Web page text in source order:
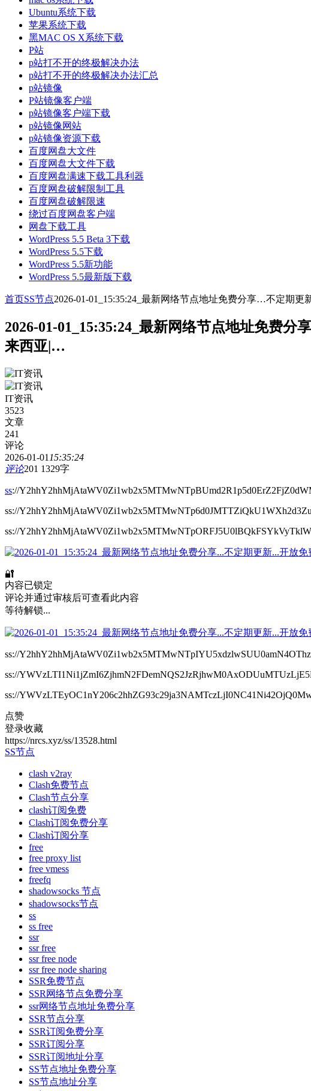
Ubuntu系统下载
苹果系统下载
黑MAC OS X系统下载
P站
p站打不开的终极解决办法
p站打不开的终极解决办法汇总
p站镜像
P站镜像客户端
p站镜像客户端下载
p站镜像网站
p站镜像资源下载
百度网盘大文件
百度网盘大文件下载
百度网盘满速下载工具利器
百度网盘破解限制工具
百度网盘破解限速
绕过百度网盘客户端
网盘下载工具
WordPress 5.5 Beta 3下载
WordPress 5.5下载
WordPress 5.5新功能
WordPress 5.5最新版下载
首页SS节点2026-01-01_15:35:24_最新网络节点地址免费分享…不定期
2026-01-01_15:35:24_最新网络节点地址免费
来西亚|…
IT资讯
3523
文章
241
评论
2026-01-01 15:35:24
评论201 1329字
ss://
ss://
ss://
🔐
内容已锁定
评论并通过审核后可查看此内容
等待解锁...
ss://
ss://
ss://
点赞
登录收藏
https://nrcs.xyz/ss/13528.html
SS节点
clash v2ray
Clash免费节点
Clash节点分享
clash订阅免费
Clash订阅免费分享
Clash订阅分享
free
free proxy list
free vmess
freefq
shadowsocks 节点
shadowsocks节点
ss
ss free
ssr
ssr free
ssr free node
ssr free node sharing
SSR免费节点
SSR网络节点免费分享
ssr网络节点地址免费分享
SSR节点分享
SSR订阅免费分享
SSR订阅分享
SSR订阅地址分享
SS节点地址免费分享
SS节点地址分享